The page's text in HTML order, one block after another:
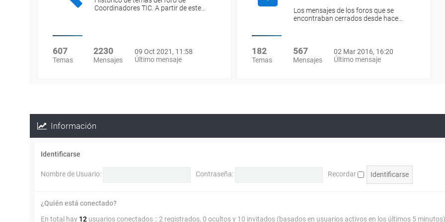
Coordinadores TIC. A partir de este…
607
Temas
2230
Mensajes
09 Oct 2021, 11:58
Último mensaje
Los mensajes de los foros que se
encontraban cerrados desde hace…
182
Temas
567
Mensajes
02 Mar 2016, 16:20
Último mensaje
Información
Identificarse
Nombre de Usuario: Contraseña: Recordar
¿Quién está conectado?
En total hay 12 usuarios conectados :: 2 registrados, 0 ocultos y 10 invitados (basados en usuarios activos en los últimos 5 minutos)